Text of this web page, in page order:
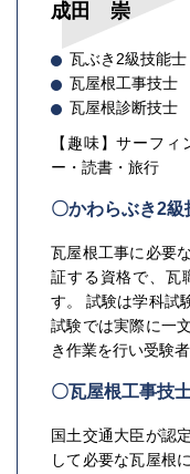
成田 崇
瓦ぶき2級技能士
瓦屋根工事技士
瓦屋根診断技士
【趣味】サーフ
ー・読書・旅行
〇かわらぶき2級
瓦屋根工事に必要
証する資格で、瓦
す。 試験は学科試
試験では実際に一
き作業を行い受験
〇瓦屋根工事技
国土交通大臣が認
して必要な瓦屋根